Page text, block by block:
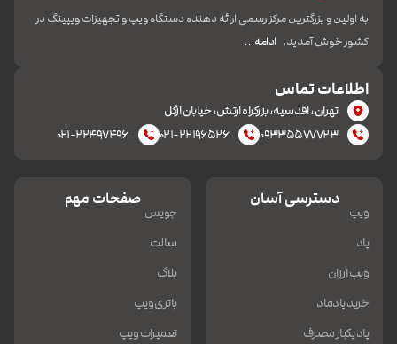
به اولین و بزرگترین مرکز رسمی ارائه دهنده دستگاه ویپ و تجهیزات ویپینگ در
کشور خوش آمدید. ادامه…
اطلاعات تماس
تهران، اقدسیه، بزرکراه ارتش، خیابان ازگل
۰۹۳۳۵۵۷۷۷۲۳
۰۲۱-۲۲۱۹۶۵۲۶ ۰۲۱-۲۲۴۹۷۴۹۶
دسترسی آسان
ویپ
پاد
ویپ ارزان
خرید پادماد
پاد یکبار مصرف
صفحات مهم
جویس
سالت
بلاگ
باتری ویپ
تعمیرات ویپ